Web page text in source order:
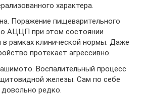
характера.
Поражение пищеварительного
АЦЦП при этом состоянии
в рамках клинической нормы. Даже
протекает агрессивно.
Воспалительный процесс
железы. Сам по себе
редко.